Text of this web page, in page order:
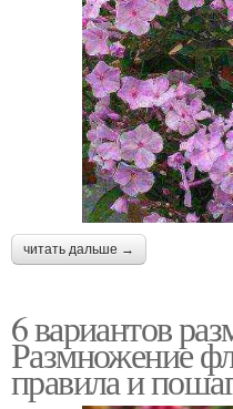
читать дальше →
6 вариантов
Размножение
правила и